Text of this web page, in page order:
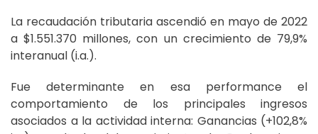
La recaudación tributaria ascendió en mayo de 2022
a $1.551.370 millones, con un crecimiento de 79,9%
interanual (i.a.).
Fue determinante en esa performance el
comportamiento de los principales ingresos
asociados a la actividad interna: Ganancias (+102,8%